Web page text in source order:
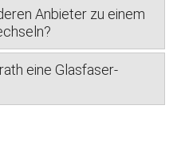
Anbieter zu einem
eine Glasfaser-